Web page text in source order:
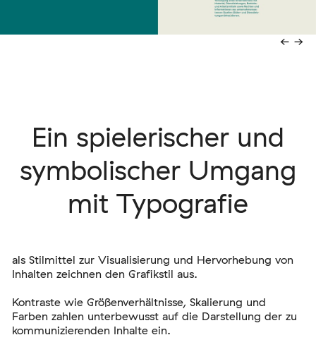
← →
Ein spielerischer und
symbolischer Umgang
mit Typografie
als Stilmittel zur Visualisierung und Hervorhebung von
Inhalten zeichnen den Grafikstil aus.
Kontraste wie Größenverhältnisse, Skalierung und
Farben zahlen unterbewusst auf die Darstellung der zu
kommunizierenden Inhalte ein.